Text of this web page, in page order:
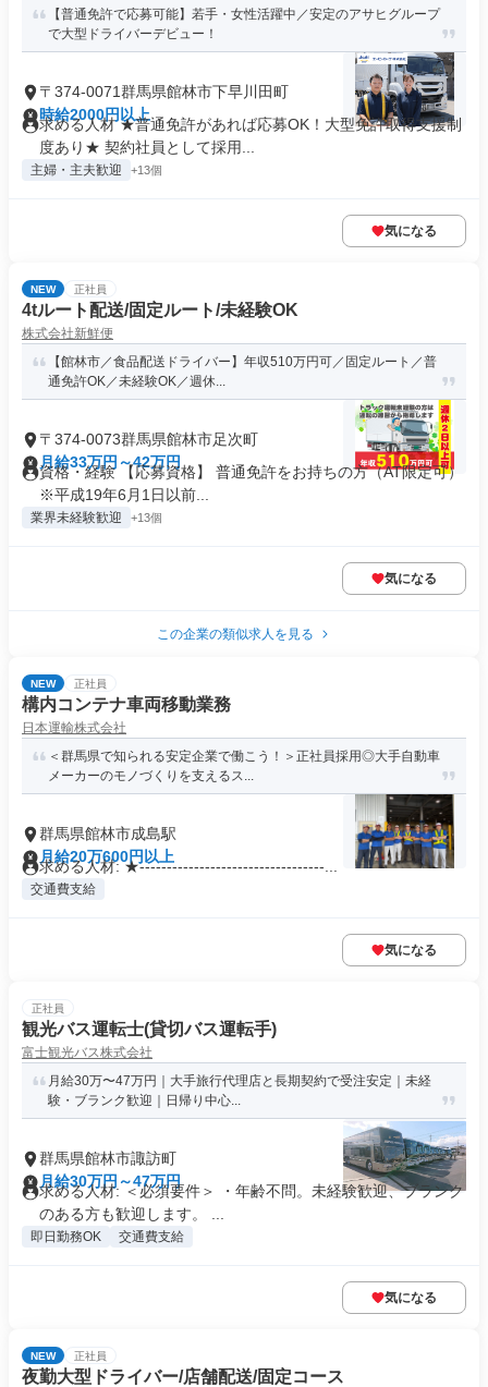
【普通免許で応募可能】若手・女性活躍中／安定のアサヒグループ
で大型ドライバーデビュー！
〒374-0071群馬県館林市下早川田町
時給2000円以上
求める人材 ★普通免許があれば応募OK！大型免許取得支援制
度あり★ 契約社員として採用...
主婦・主夫歓迎 +13個
気になる
NEW 正社員
4tルート配送/固定ルート/未経験OK
株式会社新鮮便
【館林市／食品配送ドライバー】年収510万円可／固定ルート／普
通免許OK／未経験OK／週休...
〒374-0073群馬県館林市足次町
月給33万円～42万円
資格・経験 【応募資格】 普通免許をお持ちの方（AT限定可）
※平成19年6月1日以前...
業界未経験歓迎 +13個
気になる
この企業の類似求人を見る
NEW 正社員
構内コンテナ車両移動業務
日本運輸株式会社
＜群馬県で知られる安定企業で働こう！＞正社員採用◎大手自動車
メーカーのモノづくりを支えるス...
群馬県館林市成島駅
月給20万600円以上
求める人材: ★----------------------------------...
交通費支給
気になる
正社員
観光バス運転士(貸切バス運転手)
富士観光バス株式会社
月給30万〜47万円｜大手旅行代理店と長期契約で受注安定｜未経
験・ブランク歓迎｜日帰り中心...
群馬県館林市諏訪町
月給30万円～47万円
求める人材: ＜必須要件＞ ・年齢不問。未経験歓迎、ブランク
のある方も歓迎します。 ...
即日勤務OK 交通費支給
気になる
NEW 正社員
夜勤大型ドライバー/店舗配送/固定コース